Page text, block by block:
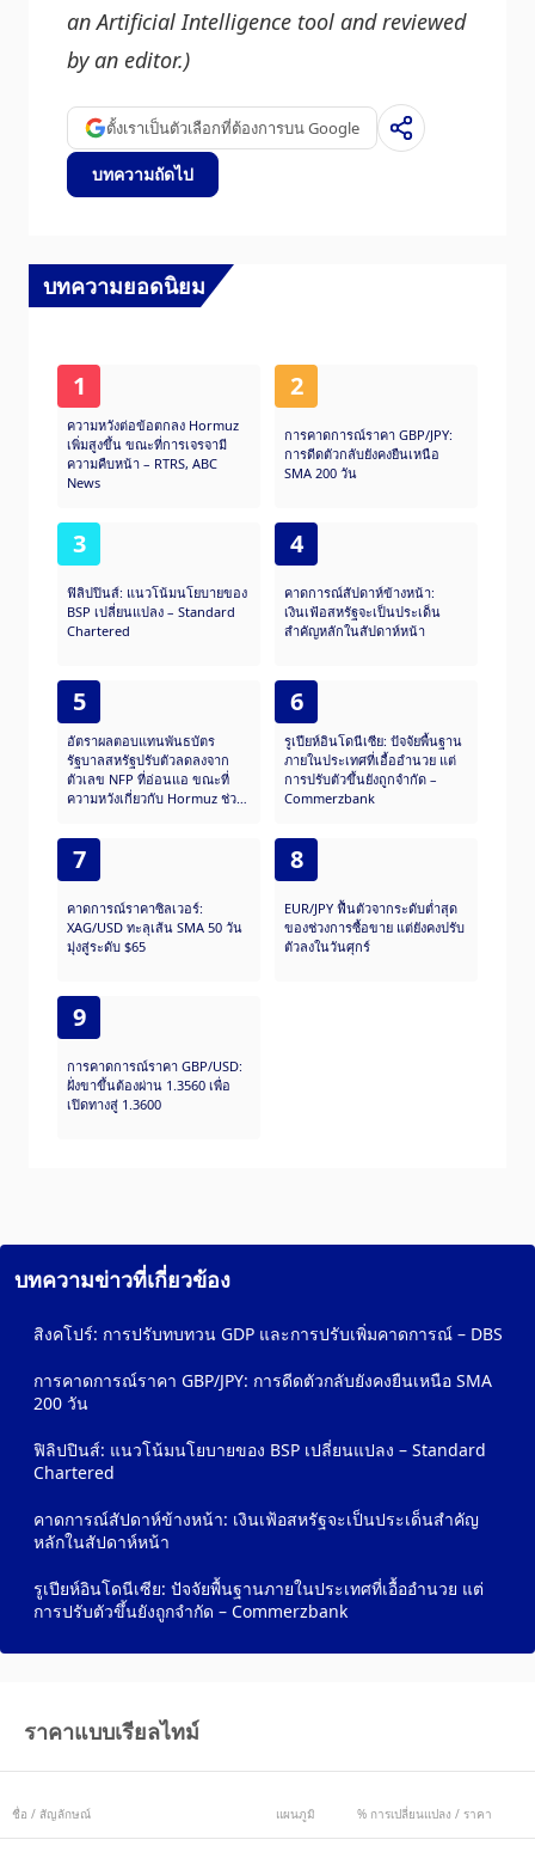
an Artificial Intelligence tool and reviewed
by an editor.)
ตั้งเราเป็นตัวเลือกที่ต้องการบน Google
บทความถัดไป
บทความยอดนิยม
1
ความหวังต่อข้อตกลง Hormuz
เพิ่มสูงขึ้น ขณะที่การเจรจามี
ความคืบหน้า – RTRS, ABC
News
2
การคาดการณ์ราคา GBP/JPY:
การดีดตัวกลับยังคงยืนเหนือ
SMA 200 วัน
3
ฟิลิปปินส์: แนวโน้มนโยบายของ
BSP เปลี่ยนแปลง – Standard
Chartered
4
คาดการณ์สัปดาห์ข้างหน้า:
เงินเฟ้อสหรัฐจะเป็นประเด็น
สำคัญหลักในสัปดาห์หน้า
5
อัตราผลตอบแทนพันธบัตร
รัฐบาลสหรัฐปรับตัวลดลงจาก
ตัวเลข NFP ที่อ่อนแอ ขณะที่
ความหวังเกี่ยวกับ Hormuz ช่วย
6
รูเปียห์อินโดนีเซีย: ปัจจัยพื้นฐาน
ภายในประเทศที่เอื้ออำนวย แต่
การปรับตัวขึ้นยังถูกจำกัด –
Commerzbank
7
คาดการณ์ราคาซิลเวอร์:
XAG/USD ทะลุเส้น SMA 50 วัน
มุ่งสู่ระดับ $65
8
EUR/JPY ฟื้นตัวจากระดับต่ำสุด
ของช่วงการซื้อขาย แต่ยังคงปรับ
ตัวลงในวันศุกร์
9
การคาดการณ์ราคา GBP/USD:
ฝั่งขาขึ้นต้องผ่าน 1.3560 เพื่อ
เปิดทางสู่ 1.3600
บทความข่าวที่เกี่ยวข้อง
สิงคโปร์: การปรับทบทวน GDP และการปรับเพิ่มคาดการณ์ – DBS
การคาดการณ์ราคา GBP/JPY: การดีดตัวกลับยังคงยืนเหนือ SMA
200 วัน
ฟิลิปปินส์: แนวโน้มนโยบายของ BSP เปลี่ยนแปลง – Standard
Chartered
คาดการณ์สัปดาห์ข้างหน้า: เงินเฟ้อสหรัฐจะเป็นประเด็นสำคัญ
หลักในสัปดาห์หน้า
รูเปียห์อินโดนีเซีย: ปัจจัยพื้นฐานภายในประเทศที่เอื้ออำนวย แต่
การปรับตัวขึ้นยังถูกจำกัด – Commerzbank
ราคาแบบเรียลไทม์
ชื่อ / สัญลักษณ์ แผนภูมิ % การเปลี่ยนแปลง / ราคา